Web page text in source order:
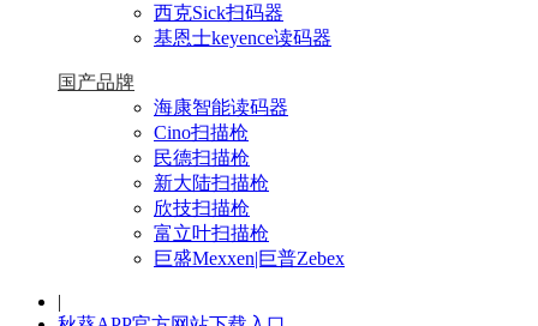
西克Sick扫码器
基恩士keyence读码器
国产品牌
海康智能读码器
Cino扫描枪
民德扫描枪
新大陆扫描枪
欣技扫描枪
富立叶扫描枪
巨盛Mexxen|巨普Zebex
|